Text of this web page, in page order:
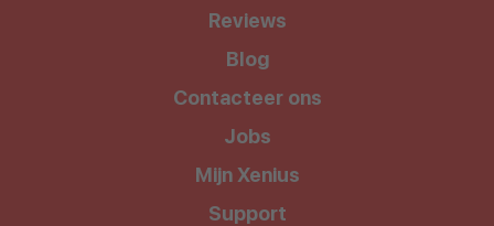
Reviews
Blog
Contacteer ons
Jobs
Mijn Xenius
Support